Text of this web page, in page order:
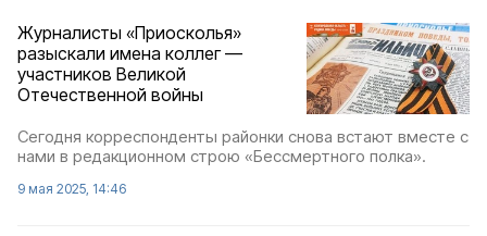
Журналисты «Приосколья»
разыскали имена коллег —
участников Великой
Отечественной войны
Сегодня корреспонденты районки снова встают вместе с
нами в редакционном строю «Бессмертного полка».
9 мая 2025, 14:46